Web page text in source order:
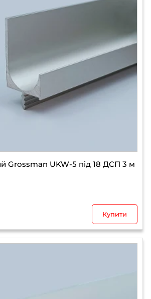
Grossman UKW-5 під 18 ДСП 3 м
Купити